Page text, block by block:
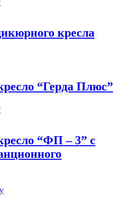
кресла
“Герда Плюс”
“ФП – 3” с